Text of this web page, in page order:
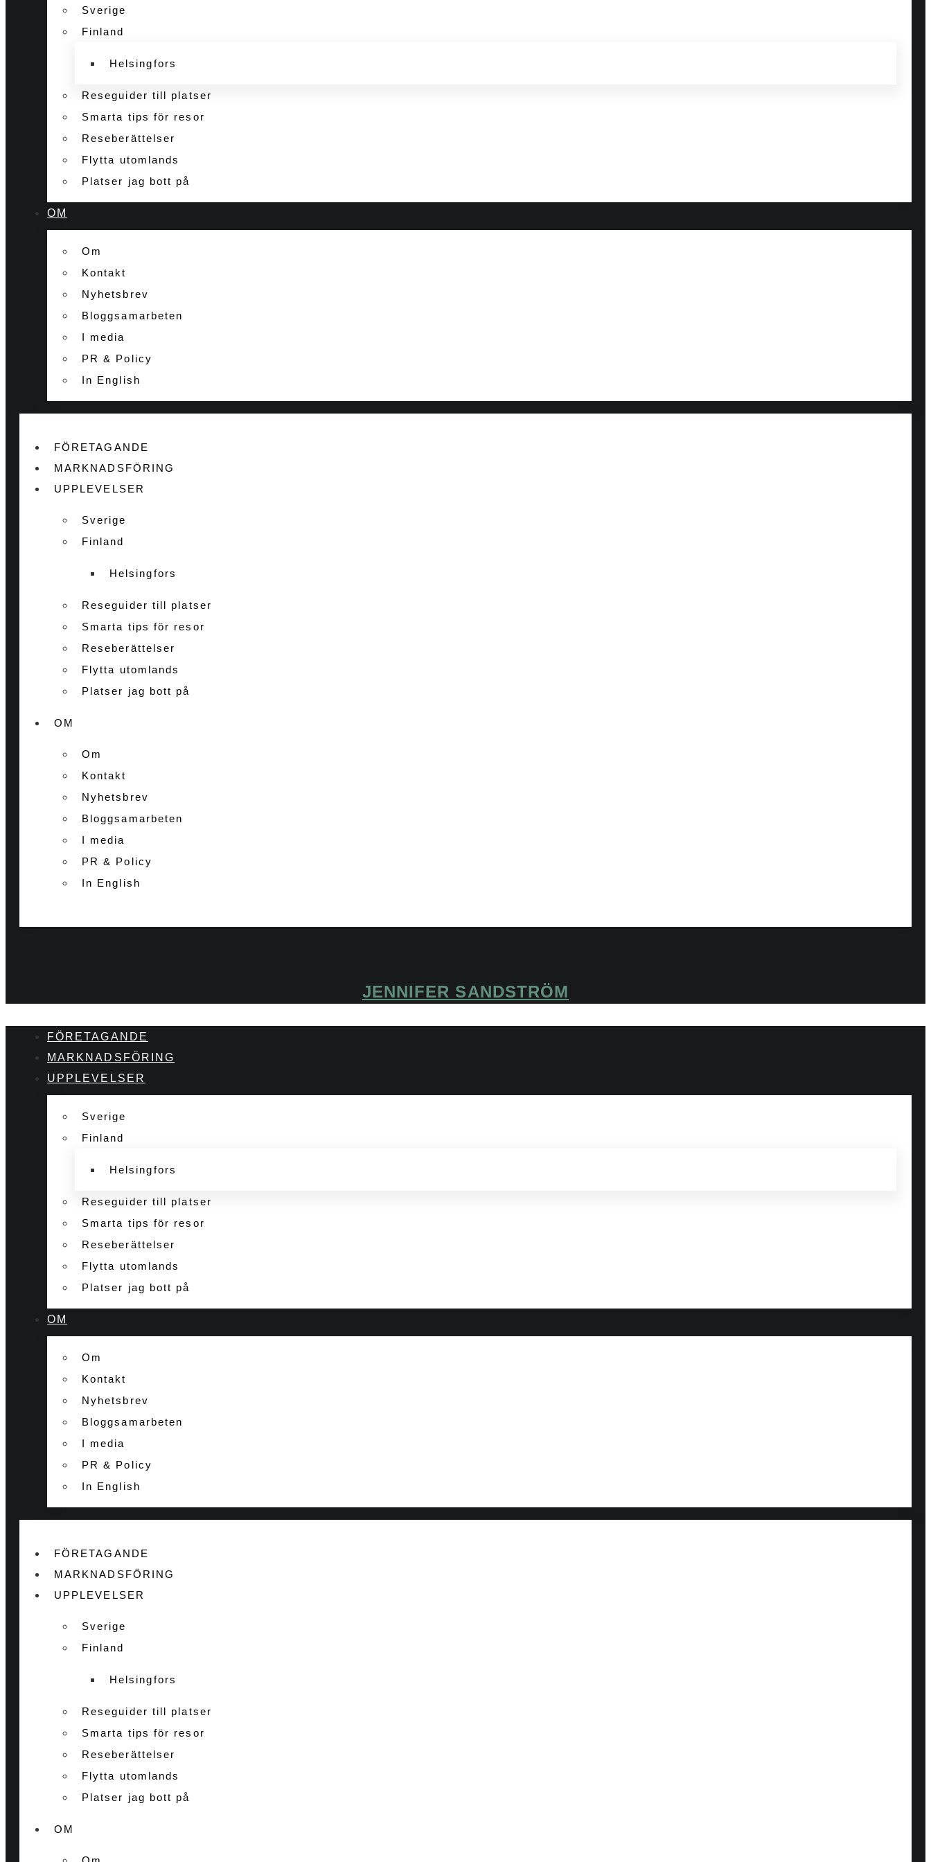
Sverige
Finland
Helsingfors
Reseguider till platser
Smarta tips för resor
Reseberättelser
Flytta utomlands
Platser jag bott på
OM
Om
Kontakt
Nyhetsbrev
Bloggsamarbeten
I media
PR & Policy
In English
FÖRETAGANDE
MARKNADSFÖRING
UPPLEVELSER
Sverige
Finland
Helsingfors
Reseguider till platser
Smarta tips för resor
Reseberättelser
Flytta utomlands
Platser jag bott på
OM
Om
Kontakt
Nyhetsbrev
Bloggsamarbeten
I media
PR & Policy
In English
JENNIFER SANDSTRÖM
FÖRETAGANDE
MARKNADSFÖRING
UPPLEVELSER
Sverige
Finland
Helsingfors
Reseguider till platser
Smarta tips för resor
Reseberättelser
Flytta utomlands
Platser jag bott på
OM
Om
Kontakt
Nyhetsbrev
Bloggsamarbeten
I media
PR & Policy
In English
FÖRETAGANDE
MARKNADSFÖRING
UPPLEVELSER
Sverige
Finland
Helsingfors
Reseguider till platser
Smarta tips för resor
Reseberättelser
Flytta utomlands
Platser jag bott på
OM